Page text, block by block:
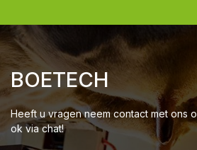
BOETECH
Heeft u vragen neem contact met ons
ok via chat!